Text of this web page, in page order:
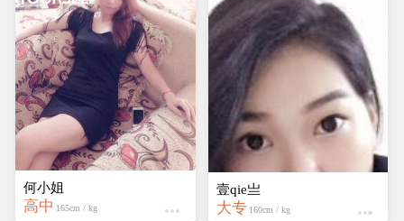
何小姐
高中 165cm / kg
壹qie亗
大专 160cm / kg